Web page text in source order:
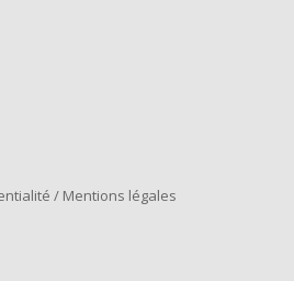
/ Mentions légales